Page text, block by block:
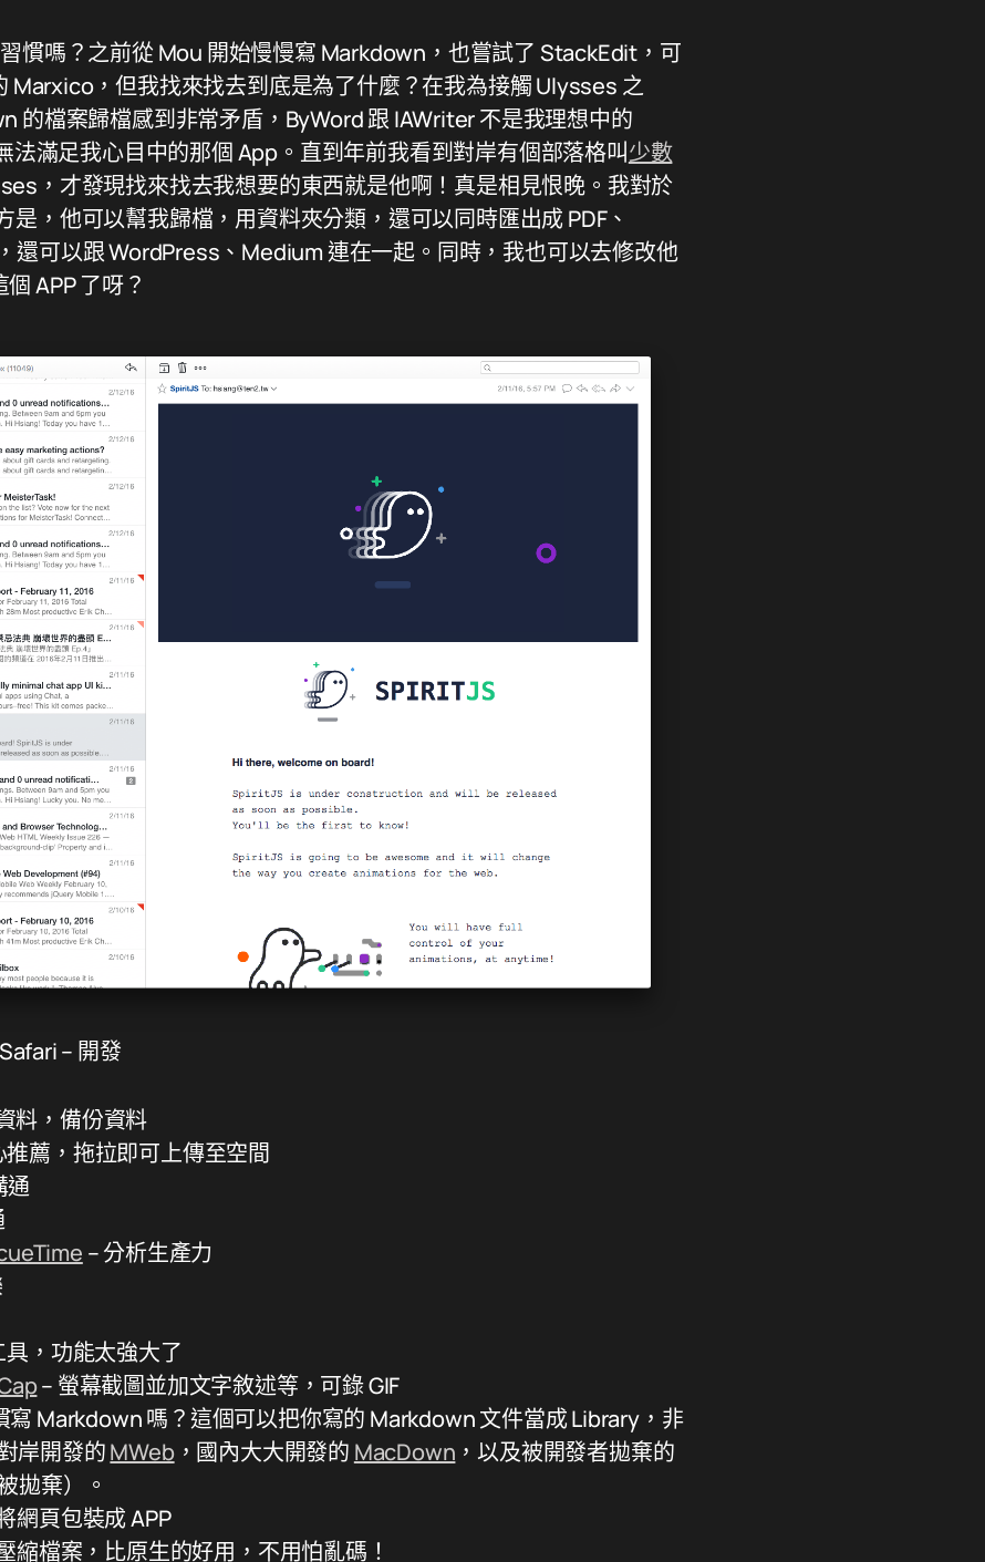
慣嗎？之前從 Mou 開始慢慢寫 Markdown，也嘗試了 StackEdit，可
Marxico，但我找來找去到底是為了什麼？在我為接觸 Ulysses 之
的檔案歸檔感到非常矛盾，ByWord 跟 IAWriter 不是我理想中的
法滿足我心目中的那個 App。直到年前我看到對岸有個部落格叫少數
，才發現找來找去我想要的東西就是他啊！真是相見恨晚。我對於
是，他可以幫我歸檔，用資料夾分類，還可以同時匯出成 PDF、
還可以跟 WordPress、Medium 連在一起。同時，我也可以去修改他
APP 了呀？
– 開發
料，備份資料
薦，拖拉即可上傳至空間
通
– 分析生產力
具，功能太強大了
– 螢幕截圖並加文字敘述等，可錄 GIF
寫 Markdown 嗎？這個可以把你寫的 Markdown 文件當成 Library，非
岸開發的MWeb，國內大大開發的 MacDown ，以及被開發者拋棄的
拋棄）。
網頁包裝成 APP
縮檔案，比原生的好用，不用怕亂碼！